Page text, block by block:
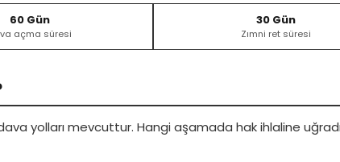
60 Gün
açma süresi
30 Gün
Zımni ret süresi
yolları mevcuttur. Hangi aşamada hak ihlaline